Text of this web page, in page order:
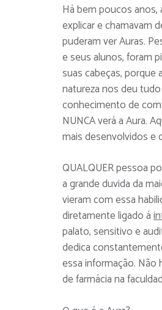
Há bem poucos
explicar e chamavam
puderam ver Auras.
e seus alunos, foram
suas cabeças, porque
natureza nos deu
conhecimento de
NUNCA verá a Aura.
mais desenvolvidos e
QUALQUER pessoa
a grande duvida da
vieram com essa
diretamente ligado á
palato, sensitivo e
dedica
essa informação. Não
de farmácia na